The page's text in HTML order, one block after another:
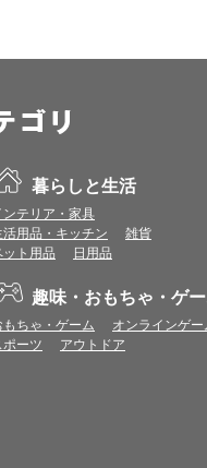
使用している為、Cookieと
え、上乗せとなる1〜19倍分の
み（税・送料等を除く）となりま
ご利用代金のご請求月と異なる
るため、一部の法人カード等に
イトにアクセスした場合は、ポ
、プレミアムポイント付与の対
ムポイント付与の対象となりませ
のご利用ごとにポイントUPモ
イントとして景品等に交換できま
管してください。
トUPの対象外となります。
により、自動的にショップアプ
暮らしと生活
ンテリア・家具
活用品・キッチン
雑貨
ット用品
日用品
趣味・おもちゃ・ゲ
もちゃ・ゲーム
オンラインゲー
ポーツ
アウトドア